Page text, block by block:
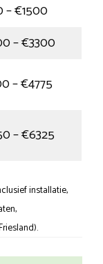
– €1500
– €3300
– €4775
– €6325
installatie,